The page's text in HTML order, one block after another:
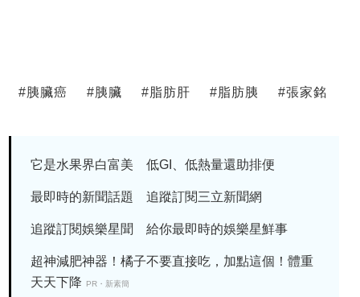
#胰臟癌 #胰臟 # 脂肪肝 # 脂肪胰 #張家銘
它是水果界白富美 低GI、低熱量還助排便
最即時的新聞話題 追蹤訂閱三立新聞網
追蹤訂閱娛樂星聞 給你最即時的娛樂星鮮事
超神減肥神器！橘子不要直接吃，加點這個！體重
天天下降
PR・新素簡